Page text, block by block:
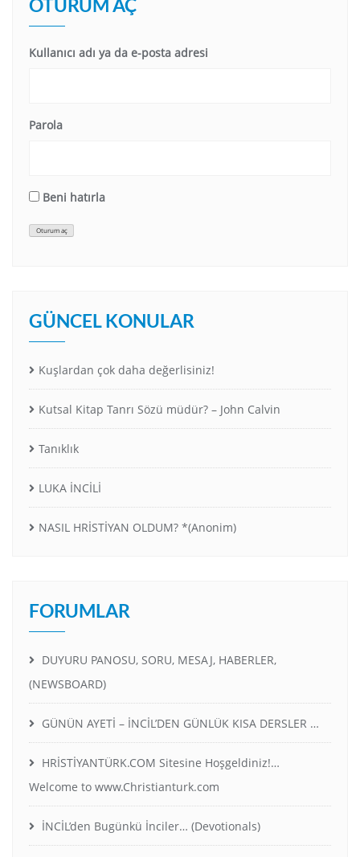
OTURUM AÇ
Kullanıcı adı ya da e-posta adresi
Parola
Beni hatırla
Oturum aç
GÜNCEL KONULAR
Kuşlardan çok daha değerlisiniz!
Kutsal Kitap Tanrı Sözü müdür? – John Calvin
Tanıklık
LUKA İNCİLİ
NASIL HRİSTİYAN OLDUM? *(Anonim)
FORUMLAR
DUYURU PANOSU, SORU, MESAJ, HABERLER,
(NEWSBOARD)
GÜNÜN AYETİ – İNCİL’DEN GÜNLÜK KISA DERSLER …
HRİSTİYANTÜRK.COM Sitesine Hoşgeldiniz!…
Welcome to www.Christianturk.com
İNCİL’den Bugünkü İnciler… (Devotionals)